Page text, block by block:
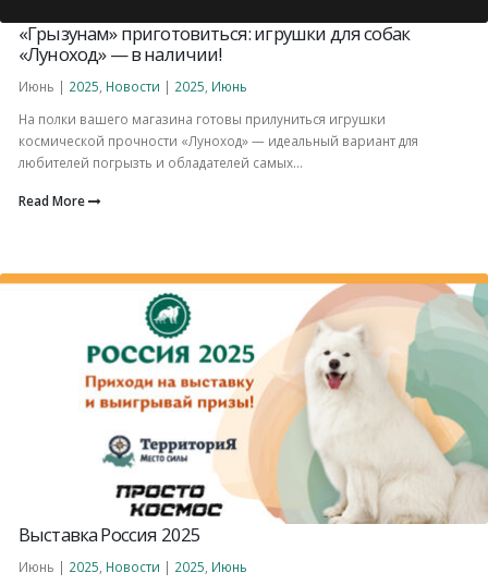
«Грызунам» приготовиться: игрушки для собак
«Луноход» — в наличии!
Июнь | 2025 Новости | 2025 Июнь
На полки вашего магазина готовы прилуниться игрушки
космической прочности «Луноход» — идеальный вариант для
любителей погрызть и обладателей самых...
Read More
Выставка Россия 2025
Июнь | 2025 Новости | 2025 Июнь